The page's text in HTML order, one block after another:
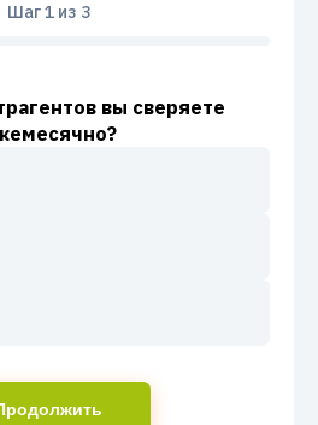
Шаг1из 3
вы сверяете